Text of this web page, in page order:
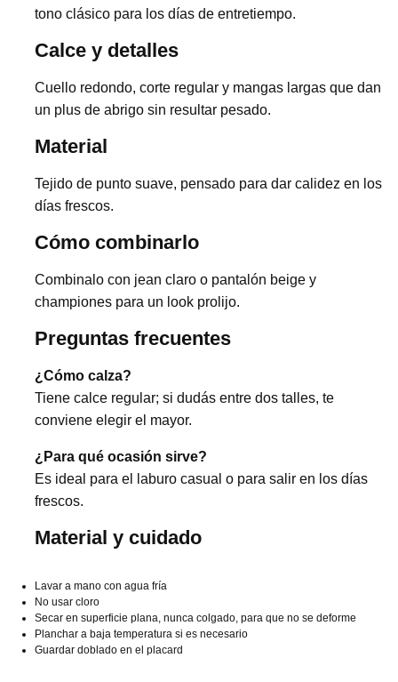
tono clásico para los días de entretiempo.
Calce y detalles
Cuello redondo, corte regular y mangas largas que dan
un plus de abrigo sin resultar pesado.
Material
Tejido de punto suave, pensado para dar calidez en los
días frescos.
Cómo combinarlo
Combinalo con jean claro o pantalón beige y
championes para un look prolijo.
Preguntas frecuentes
¿Cómo calza?
Tiene calce regular; si dudás entre dos talles, te
conviene elegir el mayor.
¿Para qué ocasión sirve?
Es ideal para el laburo casual o para salir en los días
frescos.
Material y cuidado
Lavar a mano con agua fría
No usar cloro
Secar en superficie plana, nunca colgado, para que no se deforme
Planchar a baja temperatura si es necesario
Guardar doblado en el placard